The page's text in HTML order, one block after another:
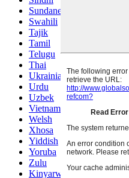
Sundanese
Swahili
Tajik
Tamil
Telugu
Thai
Ukrainian
Urdu
Uzbek
Vietnamese
Welsh
Xhosa
Yiddish
Yoruba
Zulu
Kinyarwanda